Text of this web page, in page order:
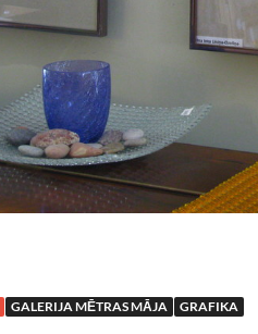
GALERIJA MĒTRAS MĀJA GRAFIKA